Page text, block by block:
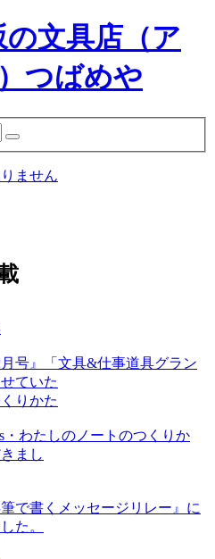
ません
号』「文具&仕事道具グラン
ていた
・わたしのノートのつくりか
まし
で書くメッセージリレー』に
た。